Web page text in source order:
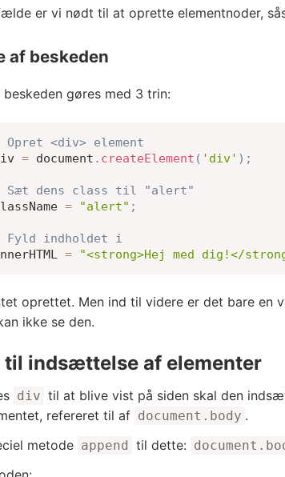
er vi nødt til at oprette elementnoder,
af beskeden
gøres med 3 trin:
<div> element
= document . createElement ( 'div' ) ;
dens class til "alert"
= "alert" ;
indholdet i
= "<strong>Hej med dig!</
oprettet. Men ind til videre er det bare en
ikke se den.
til indsættelse af elementer
div til at blive vist på siden skal den
refereret til af document.body .
metode append til dette: